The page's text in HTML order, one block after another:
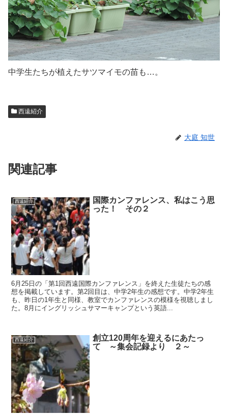
中学生たちが植えたサツマイモの苗も…。
西遠紹介
大庭 知世
関連記事
西遠紹介
国際カンファレンス、私はこう思
った！ その２
6月25日の「第1回西遠国際カンファレンス」を終えた生徒たちの感
想を掲載しています。第2回目は、中学2年生の感想です。中学2年生
も、昨日の1年生と同様、教室でカンファレンスの模様を視聴しまし
た。8月にイングリッシュサマーキャンプという英語...
西遠紹介
創立120周年を迎えるにあたっ
て ～集会記録より ２～